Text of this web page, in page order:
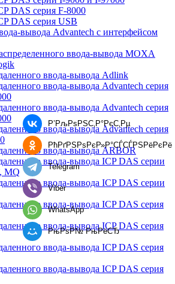
DAS серия F-8000
DAS серия USB
вывода Advantech с интерфейсом
ввода-вывода MOXA
ввода-вывода Adlink
ввода-вывода Advantech серия
ввода-вывода Advantech серия
ввода-вывода Advantech серия
ввода-вывода ARBOR
ввода-вывода ICP DAS серии
MQ
ввода-вывода ICP DAS серии
ввода-вывода ICP DAS серия
ввода-вывода ICP DAS серия
ввода-вывода ICP DAS серия
ввода-вывода ICP DAS серия
Р’РљРѕРЅС‚Р°РєС‚Рµ
РћРґРЅРѕРєР»Р°СЃСЃРЅРёРєРё
Telegram
Viber
WhatsApp
РњРѕР№ РњРёСЂ